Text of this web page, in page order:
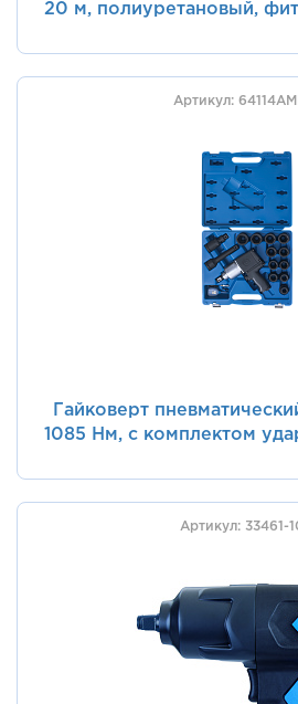
20 м, полиуретановый,
Артикул:
Гайковерт
1085 Нм, с комплектом
Артикул: 33461-